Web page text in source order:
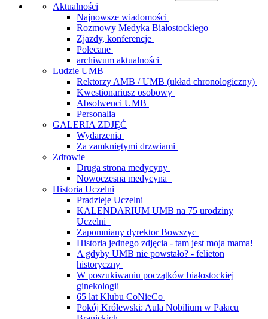
Aktualności
Najnowsze wiadomości
Rozmowy Medyka Białostockiego
Zjazdy, konferencje
Polecane
archiwum aktualności
Ludzie UMB
Rektorzy AMB / UMB (układ chronologiczny)
Kwestionariusz osobowy
Absolwenci UMB
Personalia
GALERIA ZDJĘĆ
Wydarzenia
Za zamkniętymi drzwiami
Zdrowie
Druga strona medycyny
Nowoczesna medycyna
Historia Uczelni
Pradzieje Uczelni
KALENDARIUM UMB na 75 urodziny
Uczelni
Zapomniany dyrektor Bowszyc
Historia jednego zdjęcia - tam jest moja mama!
A gdyby UMB nie powstało? - felieton
historyczny
W poszukiwaniu początków białostockiej
ginekologii
65 lat Klubu CoNieCo
Pokój Królewski: Aula Nobilium w Pałacu